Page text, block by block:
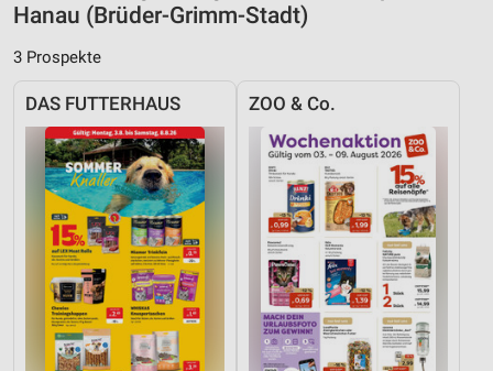
Hanau (Brüder-Grimm-Stadt)
3 Prospekte
DAS FUTTERHAUS ZOO & Co.
Funktional
Werbung